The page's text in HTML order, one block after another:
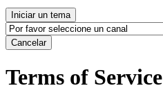
Iniciar un tema
Cancelar
Terms of Service